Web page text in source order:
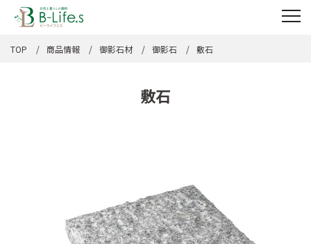
TOP 商品情報 御影石材 御影石 敷石
敷石